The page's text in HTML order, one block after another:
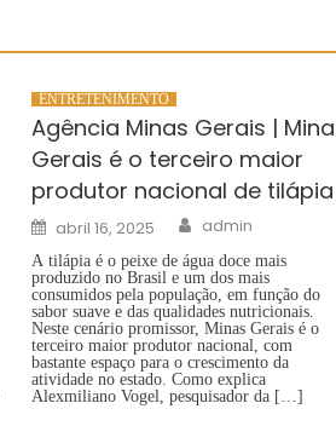
ENTRETENIMENTO
Agência Minas Gerais |
Gerais é o terceiro maior
produtor nacional de tilápia
Posted
on
abril 16, 2025 Author
admin
A tilápia é o peixe de água doce mais
produzido no Brasil e um dos mais
consumidos pela população, em função do
sabor suave e das qualidades nutricionais.
Neste cenário promissor, Minas Gerais é o
terceiro maior produtor nacional, com
bastante espaço para o crescimento da
atividade no estado. Como explica
Alexmiliano Vogel, pesquisador da […]